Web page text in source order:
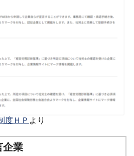
度ＨＰ より
企業